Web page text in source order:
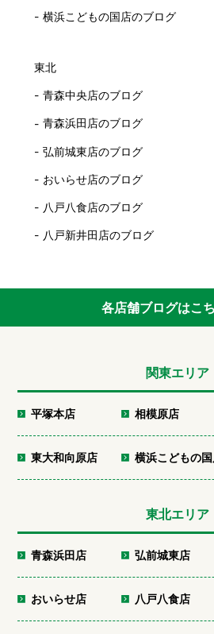
横浜こどもの国店のブログ
東北
青森中央店のブログ
青森浜田店のブログ
弘前城東店のブログ
おいらせ店のブログ
八戸八食店のブログ
八戸新井田店のブログ
各店舗ブログはこ
関東エリア
平塚本店 相模原店
東大和向原店 横浜こどもの
東北エリア
青森浜田店 弘前城東店
おいらせ店 八戸八食店